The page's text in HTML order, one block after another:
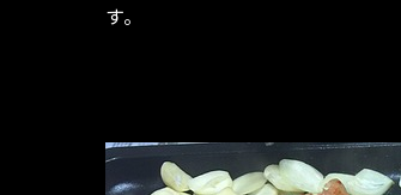
す。